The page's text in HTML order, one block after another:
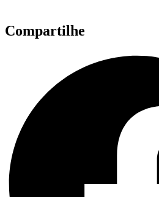
Compartilhe